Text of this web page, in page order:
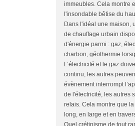
immeubles. Cela montre
l'insondable bêtise du
Dans l'idéal une maison,
de chauffage urbain
d'énergie parmi : gaz,
charbon, géothermie
L’électricité et le gaz
continu, les autres
évènement interrompt
de l'électricité, les autres
relais. Cela montre que
long, en large et en
Quel crétinisme de tout